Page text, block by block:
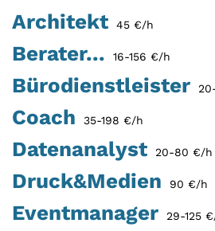
Architekt 45 €/h
Berater... 16-156 €/h
Bürodienstleister
Coach 35-198 €/h
Datenanalyst 20-80 €/h
Druck&Medien 90 €/h
Eventmanager 29-125